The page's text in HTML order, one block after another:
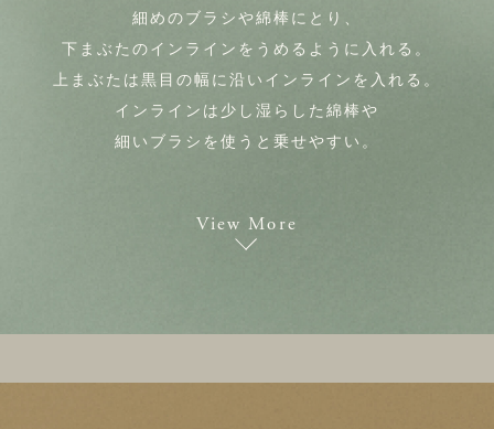
細めのブラシや綿棒にとり、
下まぶたのインラインをうめるように入れる。
上まぶたは黒目の幅に沿いインラインを入れる。
インラインは少し湿らした綿棒や
細いブラシを使うと乗せやすい。
View More